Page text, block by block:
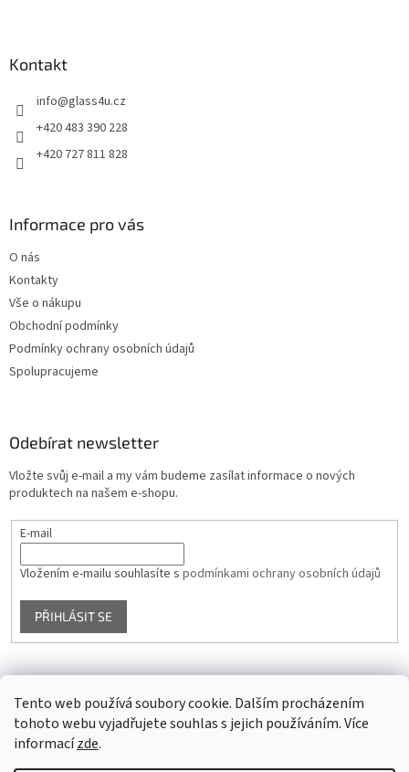
Tento web používá soubory cookie. Dalším procházením
tohoto webu vyjadřujete souhlas s jejich používáním. Více
informacízde.
Kontakt
info@glass4u.cz
+420 483 390 228
+420 727 811 828
Informace pro vás
O nás
Kontakty
Vše o nákupu
Obchodní podmínky
Podmínky ochrany osobních údajů
Spolupracujeme
Odebírat newsletter
Vložte svůj e-mail a my vám budeme zasílat informace o nových
produktech na našem e-shopu.
E-mail
Vložením e-mailu souhlasíte s podmínkami ochrany osobních údajů
PŘIHLÁSIT SE
Facebook